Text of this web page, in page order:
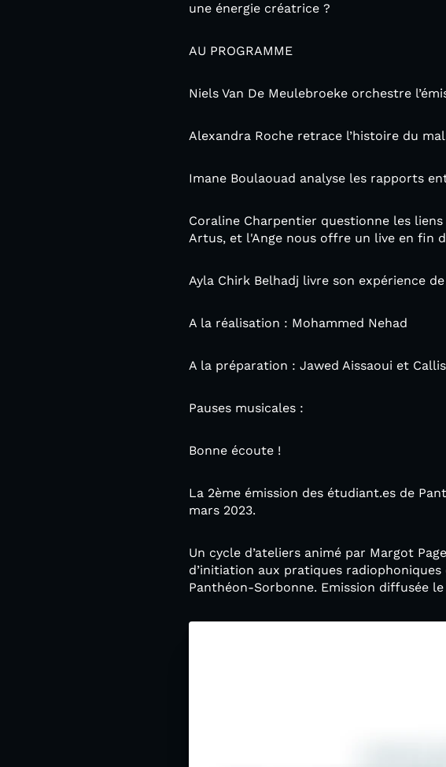
une énergie créatrice ?
AU PROGRAMME
Niels Van De Meulebroeke orchestre
Alexandra Roche retrace l’histoire du
Imane Boulaouad analyse les rapports
Coraline Charpentier questionne les
Artus, et l'Ange nous offre un live en fin
Ayla Chirk Belhadj livre son expérience de
A la réalisation : Mohammed Nehad
A la préparation : Jawed Aissaoui et
Pauses musicales :
Bonne écoute !
La 2ème émission des étudiant.es de
mars 2023.
Un cycle d’ateliers animé par Margot
d’initiation aux pratiques
Panthéon-Sorbonne. Emission diffusée